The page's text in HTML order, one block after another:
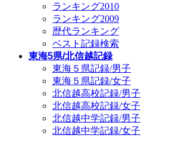
ランキング2010
ランキング2009
歴代ランキング
ベスト記録検索
東海5県/北信越記録
東海５県記録/男子
東海５県記録/女子
北信越高校記録/男子
北信越高校記録/女子
北信越中学記録/男子
北信越中学記録/女子